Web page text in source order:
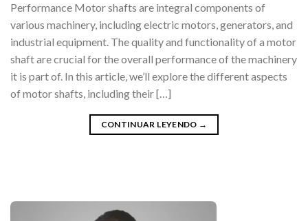
Performance Motor shafts are integral components of
various machinery, including electric motors, generators, and
industrial equipment. The quality and functionality of a motor
shaft are crucial for the overall performance of the machinery
it is part of. In this article, we’ll explore the different aspects
of motor shafts, including their […]
CONTINUAR LEYENDO →